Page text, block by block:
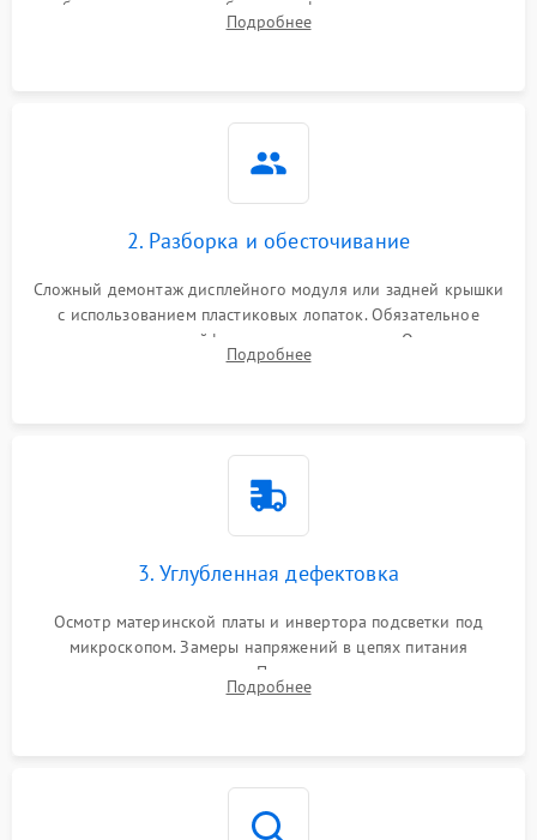
изображения, звука и работы периферии для сужения круга
возможных неисправностей перед вскрытием.
Подробнее
2. Разборка и обесточивание
Сложный демонтаж дисплейного модуля или задней крышки
с использованием пластиковых лопаток. Обязательное
отключение шлейфов матрицы и питания. Очистка
массивной системы охлаждения от скопившейся пыли.
Подробнее
3. Углубленная дефектовка
Осмотр материнской платы и инвертора подсветки под
микроскопом. Замеры напряжений в цепях питания
процессора и видеокарты. Проверка состояния жесткого
диска и оперативной памяти с помощью POST-карт и
Подробнее